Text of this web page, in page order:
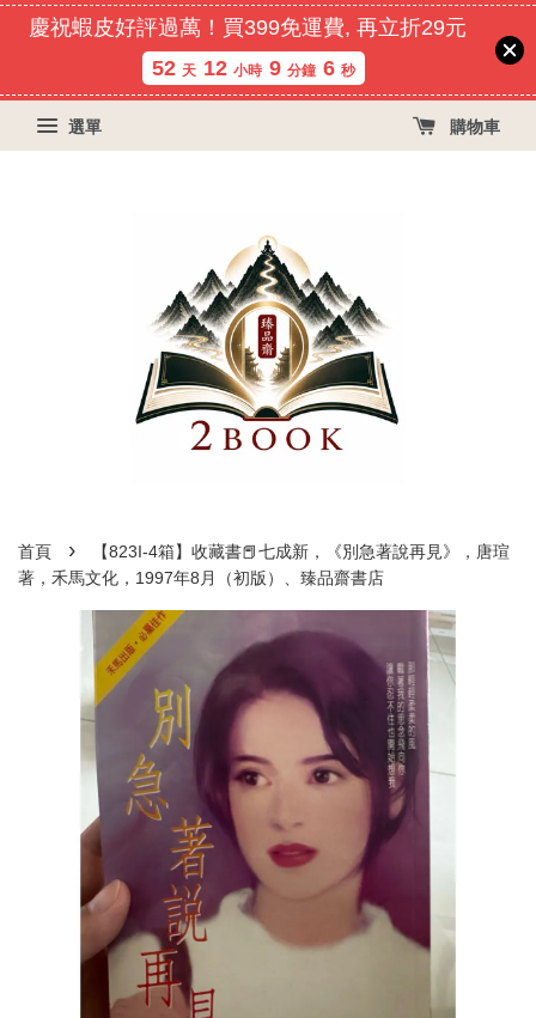
慶祝蝦皮好評過萬！買399免運費, 再立折29元
52 天 12 小時 9 分鐘 6 秒
選單 購物車
首頁 ›
【823I-4箱】收藏書📕七成新，《別急著說再見》，唐瑄
著，禾馬文化，1997年8月（初版）、臻品齋書店